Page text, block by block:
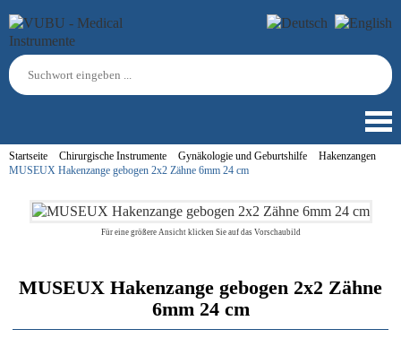
Startseite Chirurgische Instrumente Gynäkologie und Geburtshilfe
Hakenzangen
MUSEUX Hakenzange gebogen 2x2 Zähne 6mm 24 cm
Für eine größere Ansicht klicken Sie auf das Vorschaubild
MUSEUX Hakenzange gebogen 2x2 Zähne
6mm 24 cm